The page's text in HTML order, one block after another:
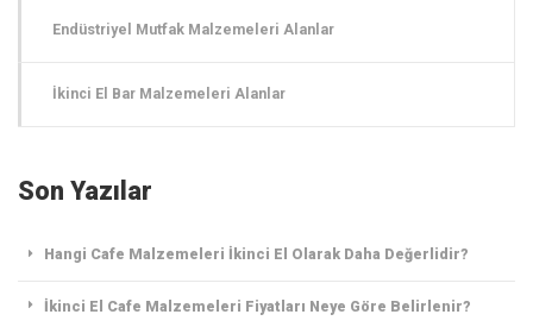
Endüstriyel Mutfak Malzemeleri Alanlar
İkinci El Bar Malzemeleri Alanlar
Son Yazılar
Hangi Cafe Malzemeleri İkinci El Olarak Daha Değerlidir?
İkinci El Cafe Malzemeleri Fiyatları Neye Göre Belirlenir?